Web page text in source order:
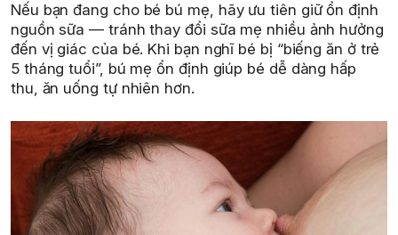
Nếu bạn đang cho bé bú mẹ, hãy ưu tiên giữ ổn định
nguồn sữa — tránh thay đổi sữa mẹ nhiều ảnh hưởng
đến vị giác của bé. Khi bạn nghĩ bé bị “biếng ăn ở trẻ
5 tháng tuổi”, bú mẹ ổn định giúp bé dễ dàng hấp
thu, ăn uống tự nhiên hơn.